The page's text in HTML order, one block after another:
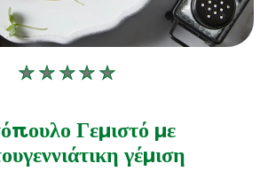
Δεν
αξιολογήσεις
για
Γεμιστό με
γέμιση